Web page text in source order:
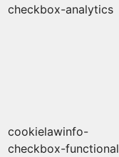
checkbox-analytics
cookielawinfo-
checkbox-functional